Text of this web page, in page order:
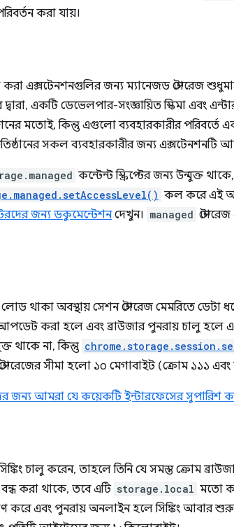
করা যায়।
করা এক্সটেনশনগুলির জন্য ম্যানেজড স্টোরেজ
দ্বারা, একটি ডেভেলপার-সংজ্ঞায়িত স্কিমা এবং
মতোই, কিন্তু এগুলো ব্যবহারকারীর পরিবর্তে একজন
সকল ব্যবহারকারীর জন্য এক্সটেনশনটি
কন্টেন্ট স্ক্রিপ্টের জন্য উন্মুক্ত
কল করে এই
জন্য ডকুমেন্টেশনদেখুন। managed
থাকা অবস্থায় সেশন স্টোরেজ মেমরিতে ডেটা
করা হলে এবং ব্রাউজার পুনরায় চালু হলে এই
থাকে না, কিন্তু
সীমা হলো ১০ মেগাবাইট (ক্রোম ১১১
জন্য আমরা যে কয়েকটি ইন্টারফেসের সুপারিশ
চালু করেন, তাহলে তিনি যে সমস্ত ক্রোম
বন্ধ করা থাকে, তবে এটি storage.local মতো
করে এবং পুনরায় অনলাইন হলে সিঙ্কিং আবার